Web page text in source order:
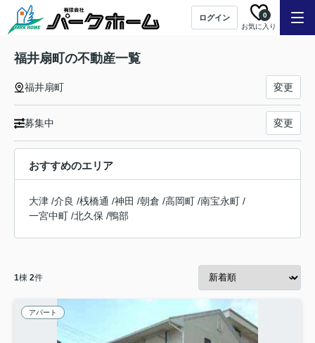
ログイン
お気に入り
0
福井扇町の不動産一覧
福井扇町 変更
募集中 変更
おすすめのエリア
大津 /介良 /桟橋通 /神田 /朝倉 /高岡町 /南宝永町 /
一宮中町 /北久保 /鴨部
1棟 2件
アパート